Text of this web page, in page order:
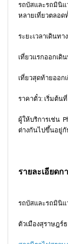
รถบัสและรถมินิ
หลายเที่ยวตลอด
ระยะเวลาเดินท
เที่ยวแรกออกเดิน
เที่ยวสุดท้ายออก
ราคาตั๋ว: เริ่มต้น
ผู้ให้บริการเช่น
ต่างกันไปขึ้นอยู่กั
รายละเอียดก
รถบัสและรถมินิแ
ตัวเมืองสุราษฎร์